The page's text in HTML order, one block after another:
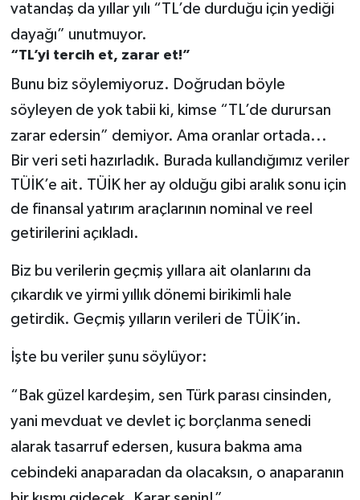
vatandaş da yıllar yılı “TL’de durduğu için yediği
dayağı” unutmuyor.
“TL’yi tercih et, zarar et!”
Bunu biz söylemiyoruz. Doğrudan böyle
söyleyen de yok tabii ki, kimse “TL’de durursan
zarar edersin” demiyor. Ama oranlar ortada...
Bir veri seti hazırladık. Burada kullandığımız veriler
TÜİK’e ait. TÜİK her ay olduğu gibi aralık sonu için
de finansal yatırım araçlarının nominal ve reel
getirilerini açıkladı.
Biz bu verilerin geçmiş yıllara ait olanlarını da
çıkardık ve yirmi yıllık dönemi birikimli hale
getirdik. Geçmiş yılların verileri de TÜİK’in.
İşte bu veriler şunu söylüyor:
“Bak güzel kardeşim, sen Türk parası cinsinden,
yani mevduat ve devlet iç borçlanma senedi
alarak tasarruf edersen, kusura bakma ama
cebindeki anaparadan da olacaksın, o anaparanın